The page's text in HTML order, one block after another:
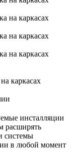
каркасах
инсталляции
расширять
системы
в любой момент